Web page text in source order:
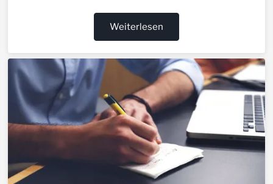
Weiterlesen